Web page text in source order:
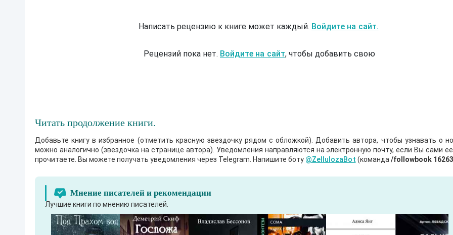
Написать рецензию к книге может каждый. Войдите на сайт.
Рецензий пока нет. Войдите на сайт, чтобы добавить свою
Читать продолжение книги.
Добавьте книгу в избранное (отметить красную звездочку рядом с обложкой). Добавить автора, чтобы узнавать о
можно аналогично (звездочка на странице автора). Уведомления направляются на электронную почту, если Вы сами
прочитаете. Вы можете получать уведомления через Telegram. Напишите боту @ZellulozaBot (команда /followbook 16263
Мнение писателей и рекомендации
Лучшие книги по мнению писателей.